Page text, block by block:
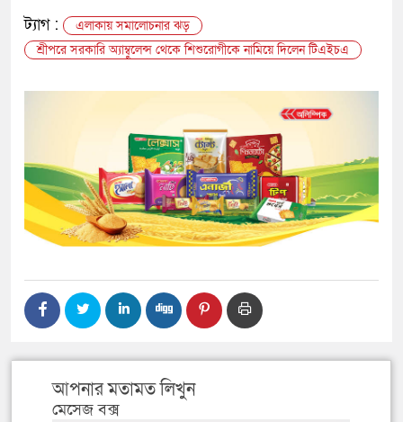
ট্যাগ :
এলাকায় সমালোচনার ঝড়
শ্রীপরে সরকারি অ্যাম্বুলেন্স থেকে শিশুরোগীকে নামিয়ে দিলেন টিএইচএ
আপনার মতামত লিখুন
মেসেজ বক্স